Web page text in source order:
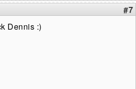
#7
Dennis :)